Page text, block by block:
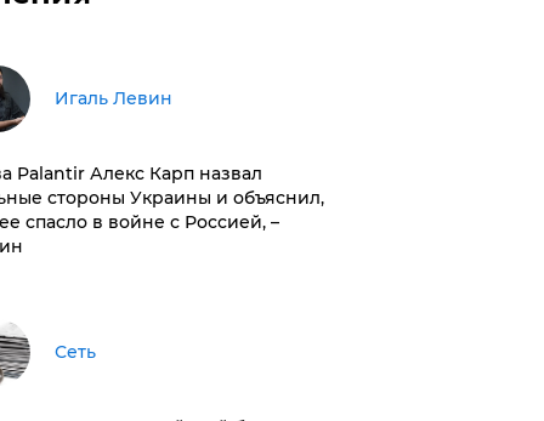
Игаль Левин
Palantir Алекс Карп назвал
стороны Украины и объяснил,
спасло в войне с Россией, –
Сеть